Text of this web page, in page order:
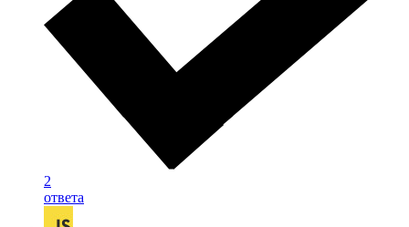
2
ответа